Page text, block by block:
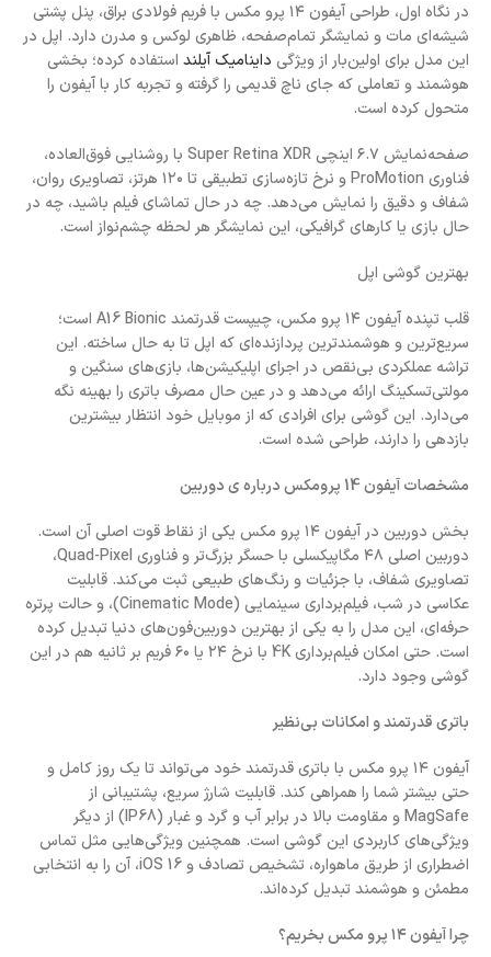
در نگاه اول، طراحی آیفون ۱۴ پرو مکس با فریم فولادی براق، پنل پشتی
شیشه‌ای مات و نمایشگر تمام‌صفحه، ظاهری لوکس و مدرن دارد. اپل در
این مدل برای اولین‌بار از ویژگی داینامیک آیلند استفاده کرده؛ بخشی
هوشمند و تعاملی که جای ناچ قدیمی را گرفته و تجربه کار با آیفون را
متحول کرده است.
صفحه‌نمایش ۶.۷ اینچی Super Retina XDR با روشنایی فوق‌العاده،
فناوری ProMotion و نرخ تازه‌سازی تطبیقی تا ۱۲۰ هرتز، تصاویری روان،
شفاف و دقیق را نمایش می‌دهد. چه در حال تماشای فیلم باشید، چه در
حال بازی یا کارهای گرافیکی، این نمایشگر هر لحظه چشم‌نواز است.
بهترین گوشی اپل
قلب تپنده آیفون ۱۴ پرو مکس، چیپست قدرتمند A16 Bionic است؛
سریع‌ترین و هوشمندترین پردازنده‌ای که اپل تا به حال ساخته. این
تراشه عملکردی بی‌نقص در اجرای اپلیکیشن‌ها، بازی‌های سنگین و
مولتی‌تسکینگ ارائه می‌دهد و در عین حال مصرف باتری را بهینه نگه
می‌دارد. این گوشی برای افرادی که از موبایل خود انتظار بیشترین
بازدهی را دارند، طراحی شده است.
مشخصات آیفون 14 پرومکس درباره ی دوربین
بخش دوربین در آیفون ۱۴ پرو مکس یکی از نقاط قوت اصلی آن است.
دوربین اصلی ۴۸ مگاپیکسلی با حسگر بزرگ‌تر و فناوری Quad-Pixel،
تصاویری شفاف، با جزئیات و رنگ‌های طبیعی ثبت می‌کند. قابلیت
عکاسی در شب، فیلم‌برداری سینمایی (Cinematic Mode)، و حالت پرتره
حرفه‌ای، این مدل را به یکی از بهترین دوربین‌فون‌های دنیا تبدیل کرده
است. حتی امکان فیلم‌برداری 4K با نرخ ۲۴ یا ۶۰ فریم بر ثانیه هم در این
گوشی وجود دارد.
باتری قدرتمند و امکانات بی‌نظیر
آیفون ۱۴ پرو مکس با باتری قدرتمند خود می‌تواند تا یک روز کامل و
حتی بیشتر شما را همراهی کند. قابلیت شارژ سریع، پشتیبانی از
MagSafe و مقاومت بالا در برابر آب و گرد و غبار (IP68) از دیگر
ویژگی‌های کاربردی این گوشی است. همچنین ویژگی‌هایی مثل تماس
اضطراری از طریق ماهواره، تشخیص تصادف و iOS 16، آن را به انتخابی
مطمئن و هوشمند تبدیل کرده‌اند.
چرا آیفون ۱۴ پرو مکس بخریم؟